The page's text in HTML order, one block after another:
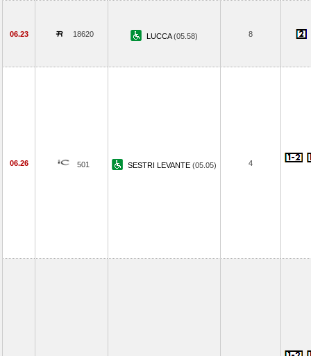
06.23 18620 LUCCA(05.58) 8
06.26 501 SESTRI LEVANTE (05.05) 4